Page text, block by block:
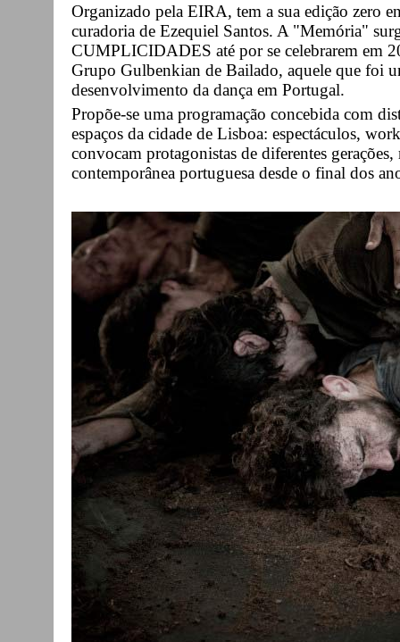
Organizado pela EIRA, tem a sua edição zero
curadoria de Ezequiel Santos. A "Memória"
CUMPLICIDADES até por se celebrarem em
Grupo Gulbenkian de Bailado, aquele que foi
desenvolvimento da dança em Portugal.
Propõe-se uma programação concebida com
espaços da cidade de Lisboa: espectáculos,
convocam protagonistas de diferentes
contemporânea portuguesa desde o final dos